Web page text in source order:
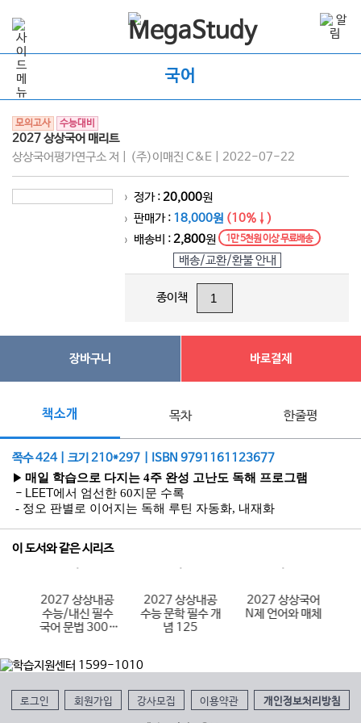
국어
모의고사 수능대비
2027 상상국어 매리트
상상국어평가연구소 저 | (주)이매진 C&E | 2022-07-22
> 정가 :20,000원
> 판매가 : 18,000원 (10%↓)
> 배송비 :2,800원 1만 5천원 이상 무료배송
배송/교환/환불 안내
종이책
장바구니 바로결제
책소개 목차 한줄평
쪽수 424 | 크기 210*297 | ISBN 9791161123677
▶ 매일 학습으로 다지는 4주 완성 고난도 독해 프로그램
- LEET에서 엄선한 60지문 수록
- 정오 판별로 이어지는 독해 루틴 자동화, 내재화
이 도서와 같은 시리즈
2027 상상내공
수능/내신 필수
국어 문법 3000
2027 상상내공
수능 문학 필수 개
념 125
2027 상상국어
N제 언어와 매체
로그인 회원가입 강사모집 이용약관 개인정보처리방침